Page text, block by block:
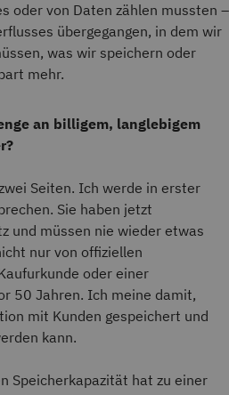
oder von Daten zählen mussten –
übergegangen, in dem wir
was wir speichern oder
mehr.
an billigem, langlebigem
Seiten. Ich werde in erster
Sie haben jetzt
und müssen nie wieder etwas
nur von offiziellen
oder einer
50 Jahren. Ich meine damit,
mit Kunden gespeichert und
kann.
Speicherkapazität hat zu einer